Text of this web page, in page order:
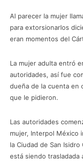
Al parecer la mujer
para extorsionarlos
eran momentos del
La mujer adulta entró
autoridades, así fue
dueña de la cuenta en
que le pidieron.
Las autoridades
mujer, Interpol México
la Ciudad de San
está siendo trasladada